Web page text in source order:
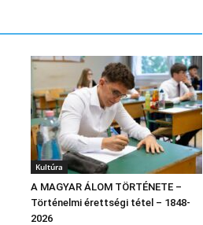
Kultúra
A MAGYAR ÁLOM TÖRTÉNETE –
Történelmi érettségi tétel – 1848-
2026